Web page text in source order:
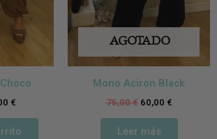
€
AGOTADO
Mono Aciron Black
75,00€ 60,00 €
Leer más